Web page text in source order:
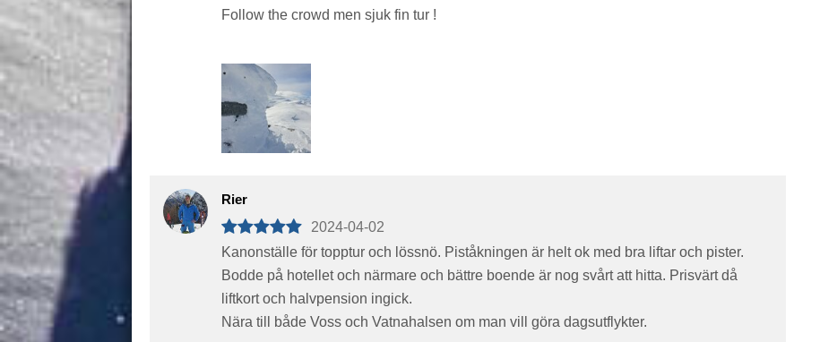
Follow the crowd men sjuk fin tur !
Rier
2024-04-02
Kanonställe för topptur och lössnö. Piståkningen är helt ok med bra liftar och pister.
Bodde på hotellet och närmare och bättre boende är nog svårt att hitta. Prisvärt då
liftkort och halvpension ingick.
Nära till både Voss och Vatnahalsen om man vill göra dagsutflykter.